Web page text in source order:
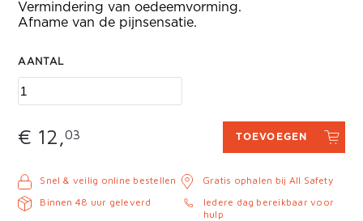
Vermindering van oedeemvorming.
Afname van de pijnsensatie.
AANTAL
€ 12,03 TOEVOEGEN
Snel & veilig online bestellen
Binnen 48 uur geleverd
Gratis ophalen bij All Safety
Iedere dag bereikbaar voor
hulp